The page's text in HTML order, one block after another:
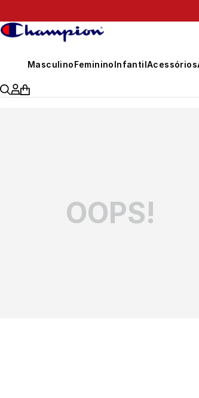
MasculinoFemininoInfantilAcessórios
OOPS!